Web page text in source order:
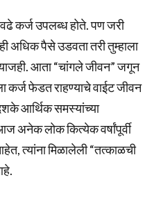
कर्ज उपलब्ध होते. पण जरी
अधिक पैसे उडवता तरी तुम्हाला
आता “चांगले जीवन” जगून
कर्ज फेडत राहण्याचे वाईट जीवन
आर्थिक समस्यांच्या
अनेक लोक कित्येक वर्षांपूर्वी
त्यांना मिळालेली “तत्काळची